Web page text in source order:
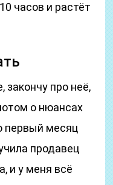
часов и растёт
закончу про неё,
о нюансах
первый месяц
продавец
и у меня всё